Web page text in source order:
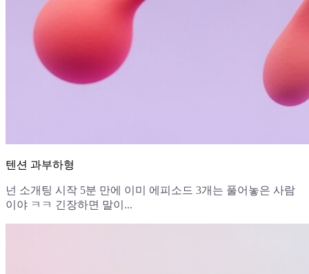
텐션 과부하형
넌 소개팅 시작 5분 만에 이미 에피소드 3개는 풀어놓은 사람
이야 ㅋㅋ 긴장하면 말이...